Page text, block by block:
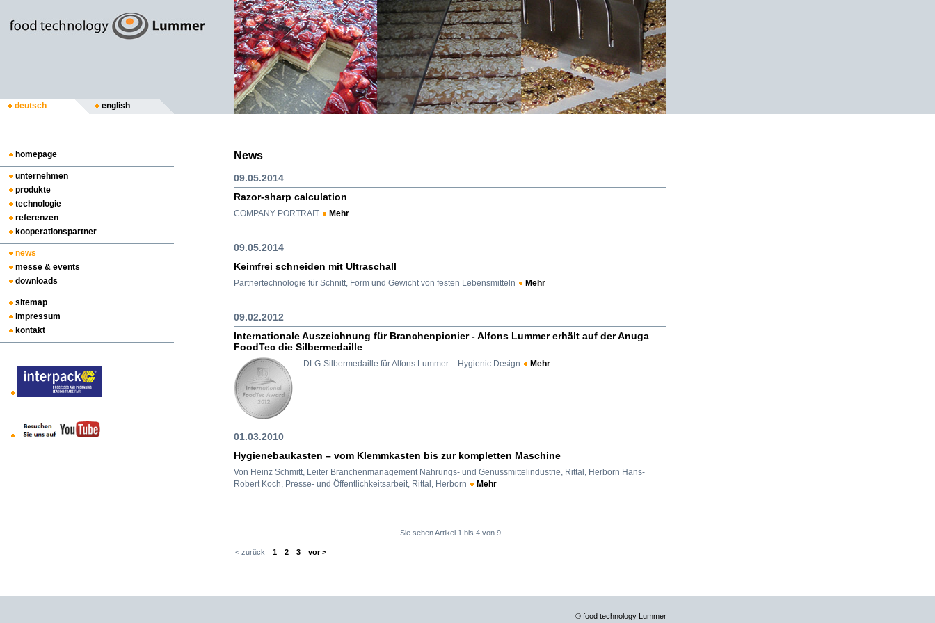
deutsch english
homepage
unternehmen
produkte
technologie
referenzen
kooperationspartner
news
messe & events
downloads
sitemap
impressum
kontakt
News
09.05.2014
Razor-sharp calculation
COMPANY PORTRAIT Mehr
09.05.2014
Keimfrei schneiden mit Ultraschall
Partnertechnologie für Schnitt, Form und Gewicht von festen Lebensmitteln Mehr
09.02.2012
Internationale Auszeichnung für Branchenpionier - Alfons Lummer erhält auf der Anuga
FoodTec die Silbermedaille
DLG-Silbermedaille für Alfons Lummer – Hygienic Design Mehr
01.03.2010
Hygienebaukasten – vom Klemmkasten bis zur kompletten Maschine
Von Heinz Schmitt, Leiter Branchenmanagement Nahrungs- und Genussmittelindustrie, Rittal, Herborn Hans-
Robert Koch, Presse- und Öffentlichkeitsarbeit, Rittal, Herborn
Mehr
Sie sehen Artikel 1 bis 4von 9
< zurück 1 2 3 vor >
© food technology Lummer